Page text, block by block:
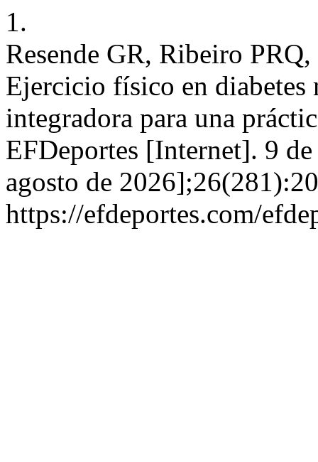
1.
Resende GR, Ribeiro
Ejercicio físico en
integradora para una
EFDeportes [Internet]. 9
agosto de
https://efdeportes.com/